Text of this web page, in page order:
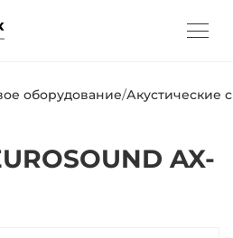
оборудование/Акустические
AX-